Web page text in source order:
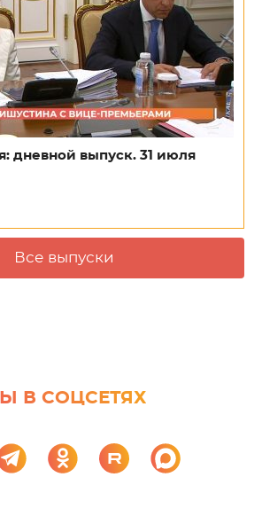
дневной выпуск. 31 июля
Все выпуски
В СОЦСЕТЯХ